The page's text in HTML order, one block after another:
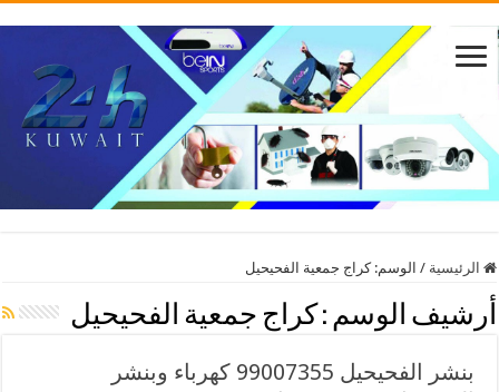
الرئيسية / الوسم:كراج جمعية الفحيحيل
أرشيف الوسم : كراج جمعية الفحيحيل
بنشر الفحيحيل 99007355 كهرباء وبنشر